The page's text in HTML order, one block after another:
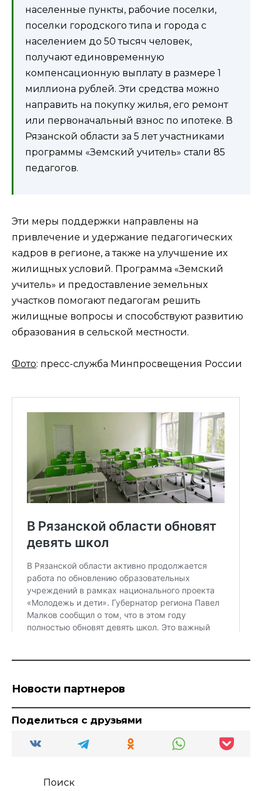
населенные пункты, рабочие поселки,
поселки городского типа и города с
населением до 50 тысяч человек,
получают единовременную
компенсационную выплату в размере 1
миллиона рублей. Эти средства можно
направить на покупку жилья, его ремонт
или первоначальный взнос по ипотеке. В
Рязанской области за 5 лет участниками
программы «Земский учитель» стали 85
педагогов.
Эти меры поддержки направлены на
привлечение и удержание педагогических
кадров в регионе, а также на улучшение их
жилищных условий. Программа «Земский
учитель» и предоставление земельных
участков помогают педагогам решить
жилищные вопросы и способствуют развитию
образования в сельской местности.
Фото: пресс-служба Минпросвещения России
Новости партнеров
Поделиться с друзьями
Поиск